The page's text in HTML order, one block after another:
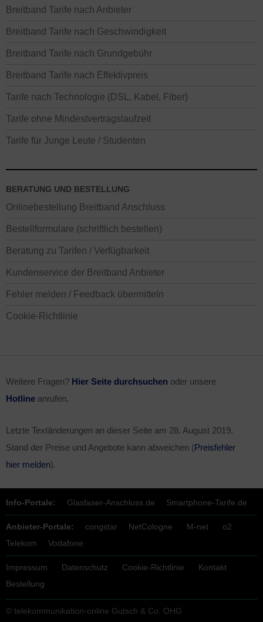
Breitband Tarife nach Anbieter
Breitband Tarife nach Geschwindigkeit
Breitband Tarife nach Grundgebühr
Breitband Tarife nach Effektivpreis
Tarife nach Technologie (DSL, Kabel, Fiber)
Tarife ohne Mindestvertragslaufzeit
Tarife für Junge Leute / Studenten
BERATUNG UND BESTELLUNG
Onlinebestellung Breitband Anschluss
Bestellformulare (schriftlich bestellen)
Beratung zu Tarifen / Verfügbarkeit
Kundenservice der Breitband Anbieter
Fehler melden / Feedback übermitteln
Cookie-Richtlinie
Weitere Fragen? Hier Seite durchsuchen oder unsere
Hotline anrufen.
Letzte Textänderungen an dieser Seite am 28. August 2019.
Stand der Preise und Angebote kann abweichen (Preisfehler
hier melden).
Info-Portale: Glasfaser-Anschluss.de Smartphone-Tarife.de
Anbieter-Portale: congstar NetCologne M-net
o2
Telekom
Vodafone
Impressum Datenschutz Cookie-Richtlinie
Kontakt
Bestellung
© telekommunikation-online Gutsch & Co. OHG